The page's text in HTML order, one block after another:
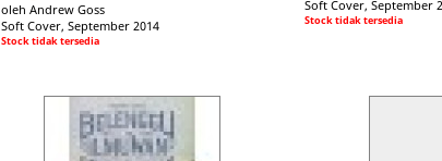
oleh Andrew Goss
Soft Cover, September 2014
Stock tidak tersedia
Soft Cover, September
Stock tidak tersedia